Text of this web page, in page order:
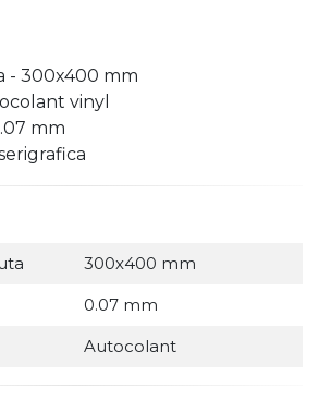
- 300x400 mm
vinyl
mm
300x400 mm
0.07 mm
Autocolant